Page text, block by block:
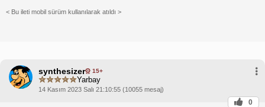
< Bu ileti mobil sürüm kullanılarak atıldı >
synthesizer 15+
Yarbay
14 Kasım 2023 Salı 21:10:55 (10055 mesaj)
0